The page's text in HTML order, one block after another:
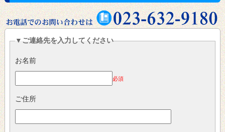
▼ご連絡先を入力してください
お名前
必須
ご住所